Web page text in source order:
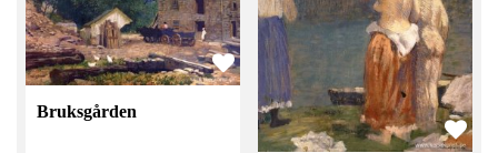
Bruksgården